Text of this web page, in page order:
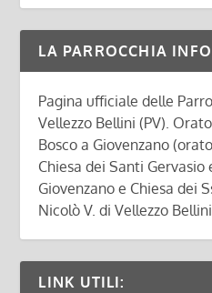
LA PARROCCHIA
Pagina ufficiale delle
Vellezzo Bellini (PV).
Bosco a Giovenzano
Chiesa dei Santi Gervasio
Giovenzano e Chiesa dei
Nicolò V. di Vellezzo
LINK UTILI: